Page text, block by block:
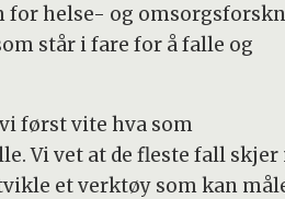
for helse- og
står i fare for å falle og
først vite hva som
Vi vet at de fleste fall skjer
et verktøy som kan